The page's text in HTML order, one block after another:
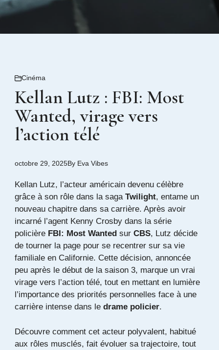
Cinéma
Kellan Lutz : FBI: Most
Wanted, virage vers
l’action télé
octobre 29, 2025By Eva Vibes
Kellan Lutz, l’acteur américain devenu célèbre
grâce à son rôle dans la saga Twilight, entame un
nouveau chapitre dans sa carrière. Après avoir
incarné l’agent Kenny Crosby dans la série
policière FBI: Most Wanted sur CBS, Lutz décide
de tourner la page pour se recentrer sur sa vie
familiale en Californie. Cette décision, annoncée
peu après le début de la saison 3, marque un vrai
virage vers l’action télé, tout en mettant en lumière
l’importance des priorités personnelles face à une
carrière intense dans le drame policier.
Découvre comment cet acteur polyvalent, habitué
aux rôles musclés, fait évoluer sa trajectoire, tout